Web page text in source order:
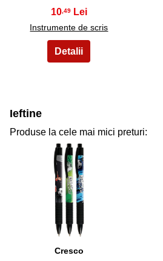
10,49
Instrumente de scris
Ieftine
Produse la cele mai mici preturi:
31
Cresco